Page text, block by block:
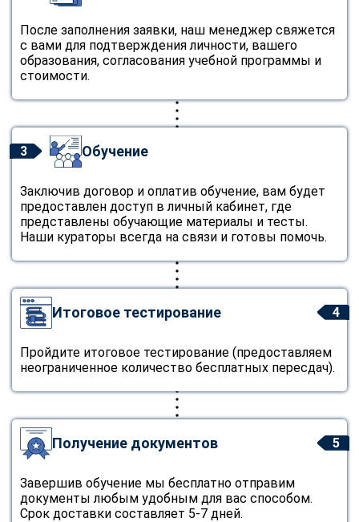
После заполнения заявки, наш менеджер свяжется
с вами для подтверждения личности, вашего
образования, согласования учебной программы и
стоимости.
3 Обучение
Заключив договор и оплатив обучение, вам будет
предоставлен доступ в личный кабинет, где
представлены обучающие материалы и тесты.
Наши кураторы всегда на связи и готовы помочь.
4
Итоговое тестирование
Пройдите итоговое тестирование (предоставляем
неограниченное количество бесплатных пересдач).
5
Получение документов
Завершив обучение мы бесплатно отправим
документы любым удобным для вас способом.
Срок доставки составляет 5-7 дней.